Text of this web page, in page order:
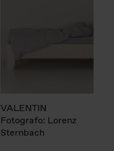
VALENTIN
Fotografo: Lorenz
Sternbach